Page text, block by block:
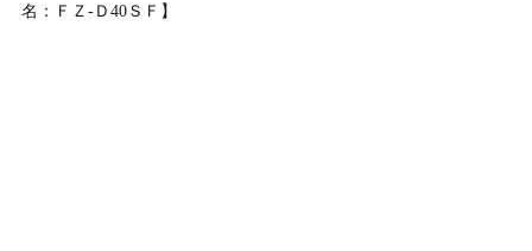
名：ＦＺ-Ｄ40ＳＦ】